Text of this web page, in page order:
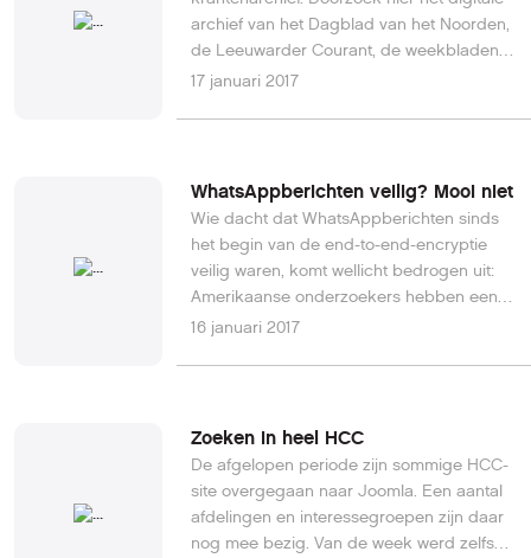
archief van het Dagblad van het Noorden,
de Leeuwarder Courant, de weekbladen
van NDC mediagroep en meer.
17 januari 2017
WhatsAppberichten veilig? Mooi niet
Wie dacht dat WhatsAppberichten sinds
het begin van de end-to-end-encryptie
veilig waren, komt wellicht bedrogen uit:
Amerikaanse onderzoekers hebben een
achterdeurmethode ontdekt waarmee de
16 januari 2017
Zoeken in heel HCC
De afgelopen periode zijn sommige HCC-
site overgegaan naar Joomla. Een aantal
afdelingen en interessegroepen zijn daar
nog mee bezig. Van de week werd zelfs